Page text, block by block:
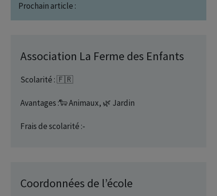
Prochain article :
Association La Ferme des Enfants
Scolarité : 🇫🇷
Avantages :🐑 Animaux, 🌿 Jardin
Frais de scolarité :-
Coordonnées de l’école